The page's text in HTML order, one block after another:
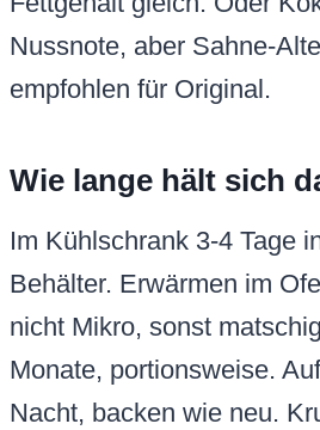
Nussnote, aber Sahne-
empfohlen für Original.
Wie lange hält sich
Im Kühlschrank 3-4 Tage
Behälter. Erwärmen im
nicht Mikro, sonst
Monate, portionsweise.
Nacht, backen wie neu.